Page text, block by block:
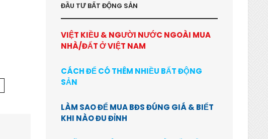
ĐẦU TƯ BẤT ĐỘNG SẢN
VIỆT KIỀU & NGƯỜI NƯỚC NGOÀI MUA
NHÀ/ĐẤT Ở VIỆT NAM
CÁCH ĐỂ CÓ THÊM NHIỀU BẤT ĐỘNG
SẢN
LÀM SAO ĐỂ MUA BĐS ĐÚNG GIÁ & BIẾT
KHI NÀO ĐU ĐỈNH